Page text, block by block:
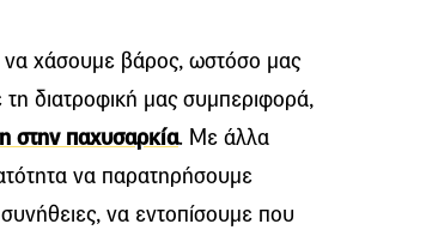
να χάσουμε βάρος, ωστόσο μας
τη διατροφική μας συμπεριφορά,
στην παχυσαρκία. Με άλλα
να παρατηρήσουμε
να εντοπίσουμε που